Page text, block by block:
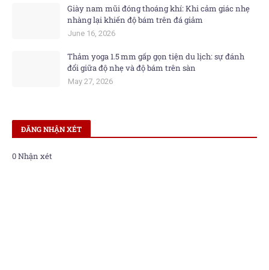
Giày nam mũi đóng thoáng khí: Khi cảm giác nhẹ
nhàng lại khiến độ bám trên đá giảm
June 16, 2026
Thảm yoga 1.5 mm gấp gọn tiện du lịch: sự đánh
đổi giữa độ nhẹ và độ bám trên sàn
May 27, 2026
ĐĂNG NHẬN XÉT
0 Nhận xét